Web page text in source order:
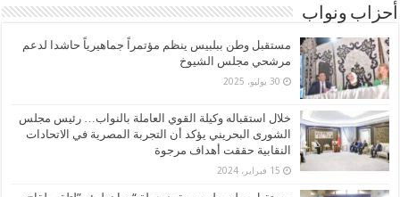
أحزاب ونواب
مستقبل وطن ببلبيس ينظم مؤتمراً جماهيرياً حاشدا لدعم
مرشحي مجلس الشيوخ
30 يوليو، 2025
خلال استقباله وكيلة القوي العاملة بالنواب… رئيس مجلس
الشورى البحريني يؤكد أن التجربة المصرية في الاتحادات
النقابية حققت أهداف مرجوة
15 فبراير، 2024